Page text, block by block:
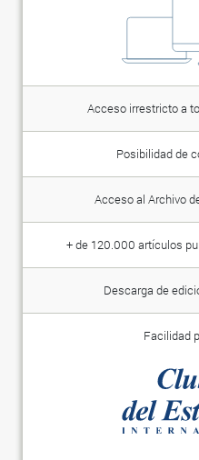
Acceso irrestricto a
Posibilidad de
Acceso al Archivo
+ de 120.000 artículos
Descarga de
Facilidad